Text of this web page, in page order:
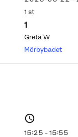
1 st
1
Greta W
Mörbybadet
15:25 - 15:55